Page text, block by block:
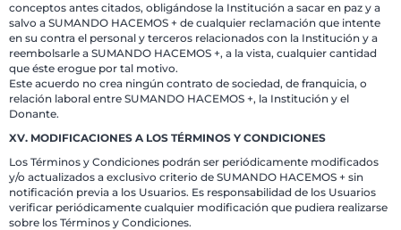
conceptos antes citados, obligándose la Institución a sacar en paz y a
salvo a SUMANDO HACEMOS + de cualquier reclamación que intente
en su contra el personal y terceros relacionados con la Institución y a
reembolsarle a SUMANDO HACEMOS +, a la vista, cualquier cantidad
que éste erogue por tal motivo.
Este acuerdo no crea ningún contrato de sociedad, de franquicia, o
relación laboral entre SUMANDO HACEMOS +, la Institución y el
Donante.
XV. MODIFICACIONES A LOS TÉRMINOS Y CONDICIONES
Los Términos y Condiciones podrán ser periódicamente modificados
y/o actualizados a exclusivo criterio de SUMANDO HACEMOS + sin
notificación previa a los Usuarios. Es responsabilidad de los Usuarios
verificar periódicamente cualquier modificación que pudiera realizarse
sobre los Términos y Condiciones.